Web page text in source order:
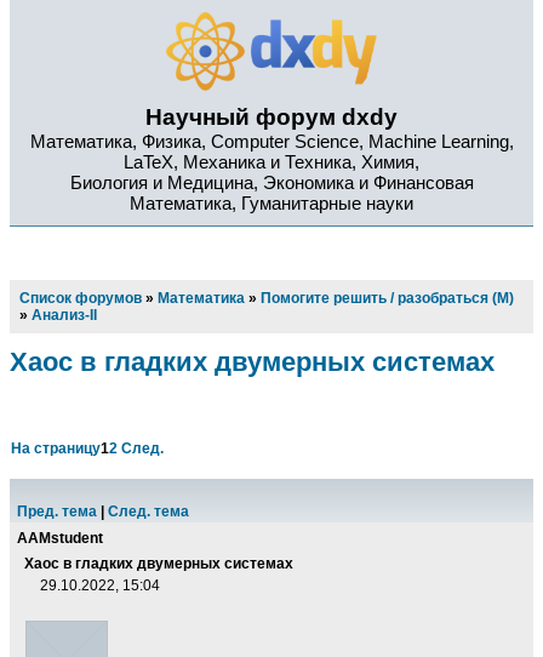
Научный форум dxdy
Математика, Физика, Computer Science, Machine Learning,
LaTeX, Механика и Техника, Химия,
Биология и Медицина, Экономика и Финансовая
Математика, Гуманитарные науки
Список форумов » Математика » Помогите решить / разобраться (М)
» Анализ-II
Хаос в гладких двумерных системах
На страницу12 След.
Пред. тема
След. тема
AAMstudent
Хаос в гладких двумерных системах
29.10.2022, 15:04